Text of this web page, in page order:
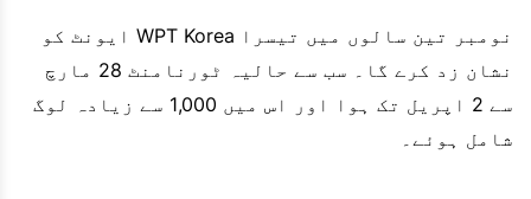
نومبر تین سالوں میں تیسرا WPT Korea ایونٹ کو
نشان زد کرے گا۔ سب سے حالیہ ٹورنامنٹ 28 مارچ
سے 2 اپریل تک ہوا اور اس میں 1,000 سے زیادہ لوگ
شامل ہوئے۔